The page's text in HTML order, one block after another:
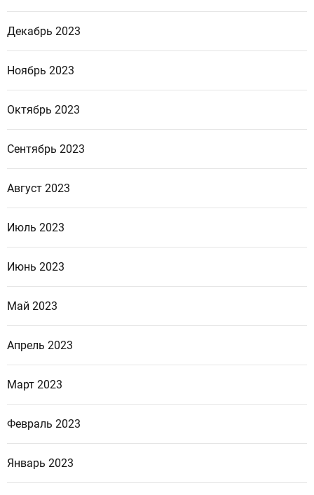
Декабрь 2023
Ноябрь 2023
Октябрь 2023
Сентябрь 2023
Август 2023
Июль 2023
Июнь 2023
Май 2023
Апрель 2023
Март 2023
Февраль 2023
Январь 2023